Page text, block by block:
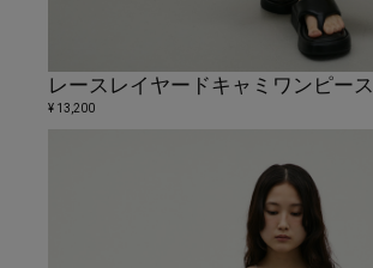
レースレイヤードキャミワンピース
¥ 13,200